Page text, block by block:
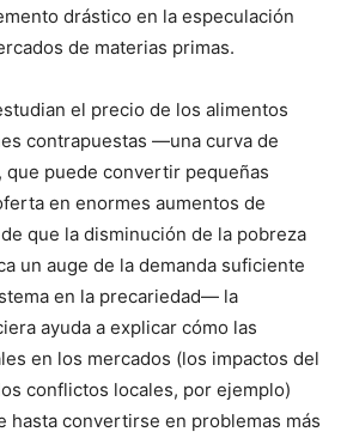
drástico en la especulación
de materias primas.
el precio de los alimentos
contrapuestas —una curva de
que puede convertir pequeñas
en enormes aumentos de
que la disminución de la pobreza
un auge de la demanda suficiente
en la precariedad— la
ayuda a explicar cómo las
en los mercados (los impactos del
conflictos locales, por ejemplo)
hasta convertirse en problemas más